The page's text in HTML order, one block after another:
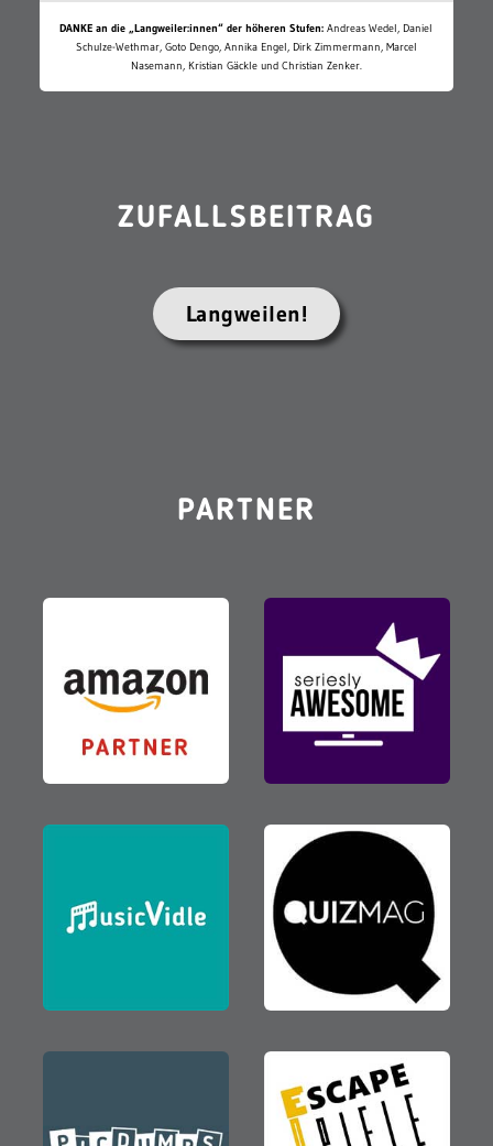
DANKE an die „Langweiler:innen“ der höheren Stufen: Andreas Wedel, Daniel
Schulze-Wethmar, Goto Dengo, Annika Engel, Dirk Zimmermann, Marcel
Nasemann, Kristian Gäckle und Christian Zenker.
ZUFALLSBEITRAG
Langweilen!
PARTNER